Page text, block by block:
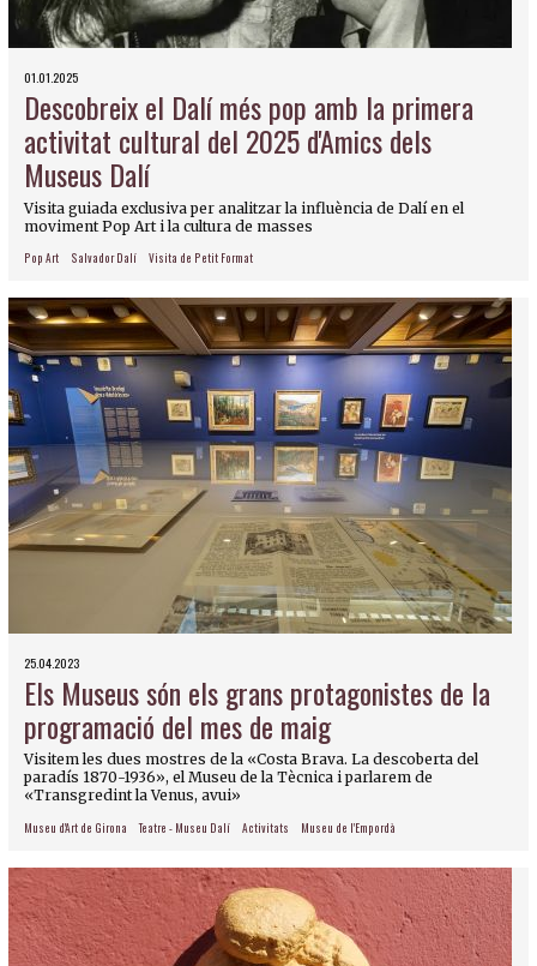
01.01.2025
Descobreix el Dalí més pop amb la primera
activitat cultural del 2025 d'Amics dels
Museus Dalí
Visita guiada exclusiva per analitzar la influència de Dalí en el
moviment Pop Art i la cultura de masses
Pop Art Salvador Dalí Visita de Petit Format
25.04.2023
Els Museus són els grans protagonistes de la
programació del mes de maig
Visitem les dues mostres de la «Costa Brava. La descoberta del
paradís 1870-1936», el Museu de la Tècnica i parlarem de
«Transgredint la Venus, avui»
Museu d'Art de Girona Teatre - Museu Dalí Activitats Museu de l'Empordà